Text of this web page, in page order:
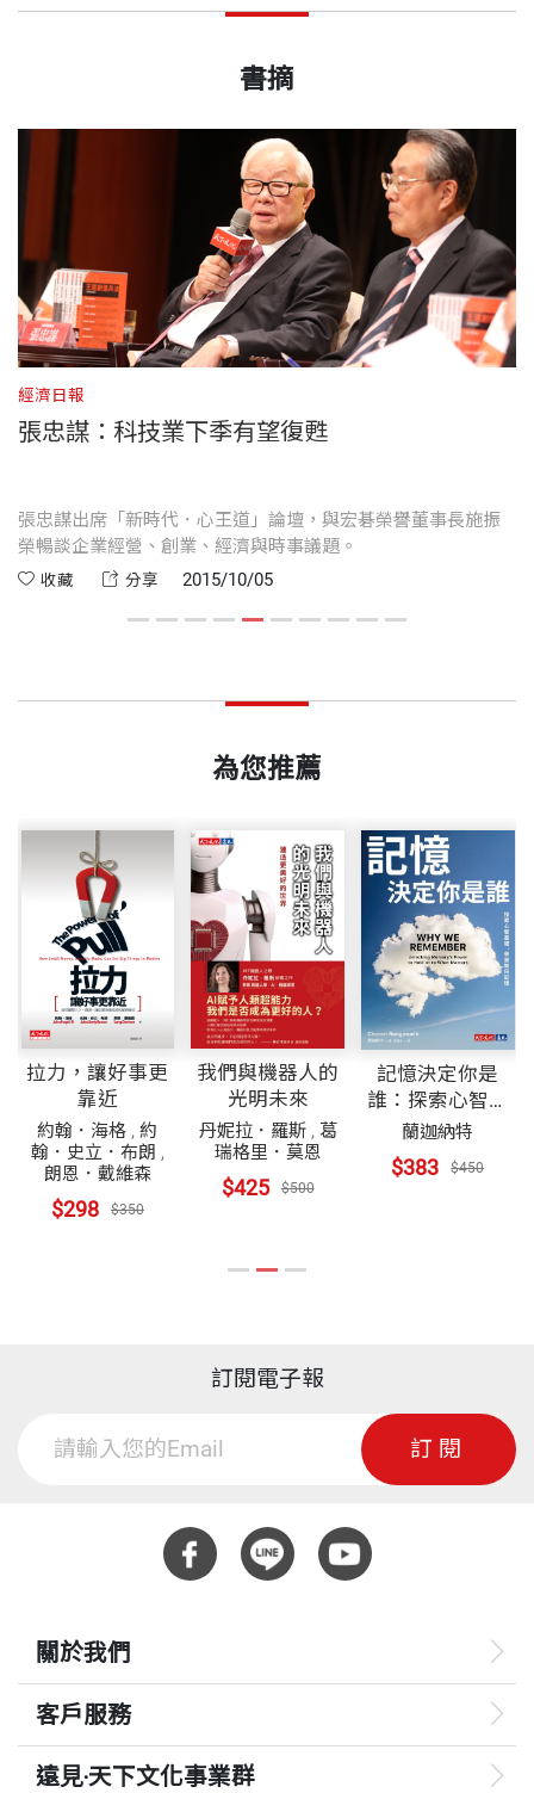
所以，他會說：「或許，是老天要給我一個機會，證
且所有的策略，都是吾道一以貫之，在宏碁的企業文
化裡，植入創造價值、利益平衡、永續經營的核心D
世界正在改變獨大的局勢。美國的全球霸主地位不斷
受到挑戰，新興國家與經濟體不再認為西方價值觀放
諸四海皆準。
於是，有許多成功企業家問施振榮，在現實商場上，
疑問：「因為我的創新讓競爭者被淘汰，這樣算是王
道嗎？」
其實，資源有限，競爭是必然的，在人類歷史上從未
生態創造最多的價值，比誰最能夠平衡所有利益相關
道的競爭者，也是一種王道。
生命之道
王道，師法東方哲學的天地人合一、平衡中庸精神，
它是生命意義之道。
生命的意義，在於不斷創造價值以達到永續。而從創
造價值到永續境界，時時刻刻的變動是常態，人們也
透過這樣的動態，不停演化；過程中，所處生態裡的
利益相關者，都要因時、因地、因人因事，求取利益
平衡。
於別人所創造的價值。所謂價值，分為現在的價值與
未來的價值；四十年來，施振榮解過組織經營管理的
無數難題，最後，他發現，破題的關鍵，往往在隱性
一個文明社會要進步，不能忽視隱性價值。
2014年12月18日，是施振榮的七十歲生日。所謂人
生七十又一回，他，要過更王道的人生，向世界推行
王道思維，變成施振榮的新人生使命。
第五章 王道，始於永續
第六章 慎
CHAPTER 3 行王道，王道行
第七章 創值的智慧
第八章 改變世界的熱情
第九章 萬物智聯：要物聯，更要智聯
結語
後記
王道之道，常在我心
王道，是我一輩子都在做的事。從創業到現在，我有
幾個基本堅持，像是利他是最好的利己、不留一手、
認輸才會贏；也總結出一些企業經營的經驗，包括：
反向思考的人生哲學，相信人性本善的管理制度，垂
直分工、水平整合，以及虛擬垂直整合的企業運作模
式。
諸如此類，都是我這些年累積的心得，可以把它當作
一種不變的基本訓練，每天都要放在心上，並且徹底
維；有些東西，是現在才歸納成王道，當時並沒有這
個說法。可是，那個「道」字一直在我心裡，從這些
書就會覺得心有戚戚焉；如果是完全沒有經歷的人，
可能就會看得一知半解。不過，我還是會在書裡盡量
他還沒有面對過，不能體會；可是，有了那個邏輯，
等到事情發生的時候，也許會因為時空變化而有所不
同，但還是會有一些參考價值。
高科技產業，或是整個台灣，都面臨了轉型升級的壓
力。我希望，雖然各行各業、各個時空不同，但這個
思維是原則性的東西，可以提供給大家做為參考，幫
每個人都有能力面對不同的挑戰。
摘自《新時代・心王道》自序
以內力外王實現永續
這是一個危機四伏的最關鍵的時代，但也是實踐王道
從二十世紀末以來，新崛起的大國不曾靠發動戰爭而
強大（千年來未之有也），網路使新興企業在兩、三
年間，累積的產值就能超過馳名百年的老牌國際公
司……，這些新興的「力道」如果能成為「王道」的
支撐，世界將因此而改變。
王道思維做為經營的核心精神，是一種邁向「內力外
王」的企業模式，必能走出一條以「創造價值、利益
有助於突破因利己極大化而產生的諸多瓶頸及困境，
幫助他們建立新世紀可持續經營的企業文化。我樂為
（本文作者為中華文化總會會長）
摘自《新時代・心王道》序
學行合一、道術雙融
陳明哲
施先生一生的經歷，可說是王道企業家的最佳行踐寫
照。從四十多年前創業，一路引領台灣科技業轉型與
提升，到2014年重出江湖推動宏碁第三次再造，始終
因此，本書可說是施先生畢生經營理念與價值體系的
具體呈現，不管是心王道的創心修練，或是六面向價
值檢視法，都是施先生自身學行合一、道術雙融的成
果，值得細思與效行。
重新體認並善用中國傳統的哲學思想，對人類文明將
王道正是一個與時俱進的管理哲學與策略思維，尤
其，面對動態的虛實整合時代，單打獨鬥已不可行，
1944年出生於台灣鹿港，交通大學電子工程研究所畢
在企業經營領域，長期獲得許多國際媒體推崇，包
括：2006年，《時代》雜誌評選為六十週年「亞洲英
雄」，表彰他對全球IT產業的貢獻；2003年，美國有
線電視新聞網（CNN）稱他是具有遠見的企業家，讓
台灣在全球科技版圖上占有一席之地；甚至，創業不
到十五年，就在1989年獲《財星》雜誌（FORTUN
E）評選為「與亞洲做生意不可不認識的二十五位人
委員會委員。
2004年底，他正式從宏碁集團退休；2013年11月，
回任宏碁董事長暨執行長，領導宏碁進行轉型變革。
隔年六月，完成階段任務後，擔任榮譽董事長。
因為長期關心台灣永續發展與競爭力，1988年成立智
榮文教基金會，積極推廣王道思維，目前擔任智榮基
金會董事長，同時兼任宏碁自建雲（BYOC）首席建
構師，並在2015年提出智聯網的概念，希望建立一個
能夠造就大、小贏家的生態圈。
此外，他也是國家文化藝術基金會董事長，並擔任宏
碁、明基、緯創資通、台積電、南山人壽等公司董
國立台北大學企管碩士、國立成功大學醫學院老年學
家、企業講師，主要著作有《引路：張淑芬與台積電
用智慧行善的公益足跡》、《從郭董到果凍：相信郭
美》、《微笑走出自己的路：施振榮的Smile學，20
《台積電的綠色力量》、《捷安特傳奇：GIANT全球
品牌經營學》、《時尚是門好生意》、《改變成功的
BCB556X
天下文化
裝幀 平裝
開本 14.8x21cm
印刷規格 套色
重量
書摘
經濟日報
張忠謀：科技業下季有望復甦
張忠謀出席「新時代．心王道」論壇，與宏碁榮譽董事長施振
榮暢談企業經營、創業、經濟與時事議題。
收藏 分享 2015/10/05
為您推薦
拉力，讓好事更
靠近
約翰．海格 ,約
翰．史立．布朗 ,
朗恩．戴維森
$298 $350
我們與機器人的
光明未來
丹妮拉．羅斯, 葛
瑞格里．莫恩
$425 $500
記憶決定你是
誰：探索心智基
礎，學習如何記
蘭迦納特
$383 $450
訂閱電子報
訂閱
關於我們
客戶服務
遠見‧天下文化事業群